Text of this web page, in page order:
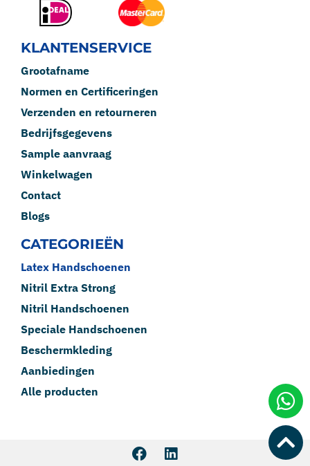
KLANTENSERVICE
Grootafname
Normen en Certificeringen
Verzenden en retourneren
Bedrijfsgegevens
Sample aanvraag
Winkelwagen
Contact
Blogs
CATEGORIEËN
Latex Handschoenen
Nitril Extra Strong
Nitril Handschoenen
Speciale Handschoenen
Beschermkleding
Aanbiedingen
Alle producten